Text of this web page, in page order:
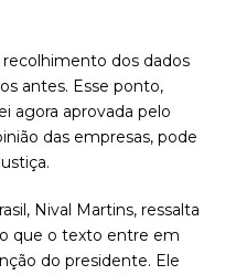
recolhimento dos dados
antes. Esse ponto,
agora aprovada pelo
das empresas, pode
Nival Martins, ressalta
que o texto entre em
do presidente. Ele